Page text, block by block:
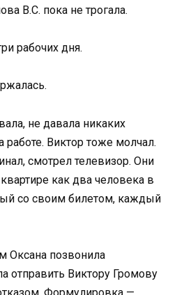
В.С. пока не трогала.
рабочих дня.
не давала никаких
Виктор тоже молчал.
смотрел телевизор. Они
как два человека в
со своим билетом, каждый
Оксана позвонила
отправить Виктору Громову